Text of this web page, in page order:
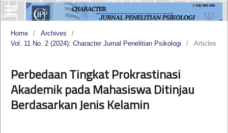
Home / Archives
/
Vol. 11 No. 2 (2024): Character Jurnal Penelitian Psikologi
/ Articles
Perbedaan Tingkat Prokrastinasi
Akademik pada Mahasiswa Ditinjau
Berdasarkan Jenis Kelamin